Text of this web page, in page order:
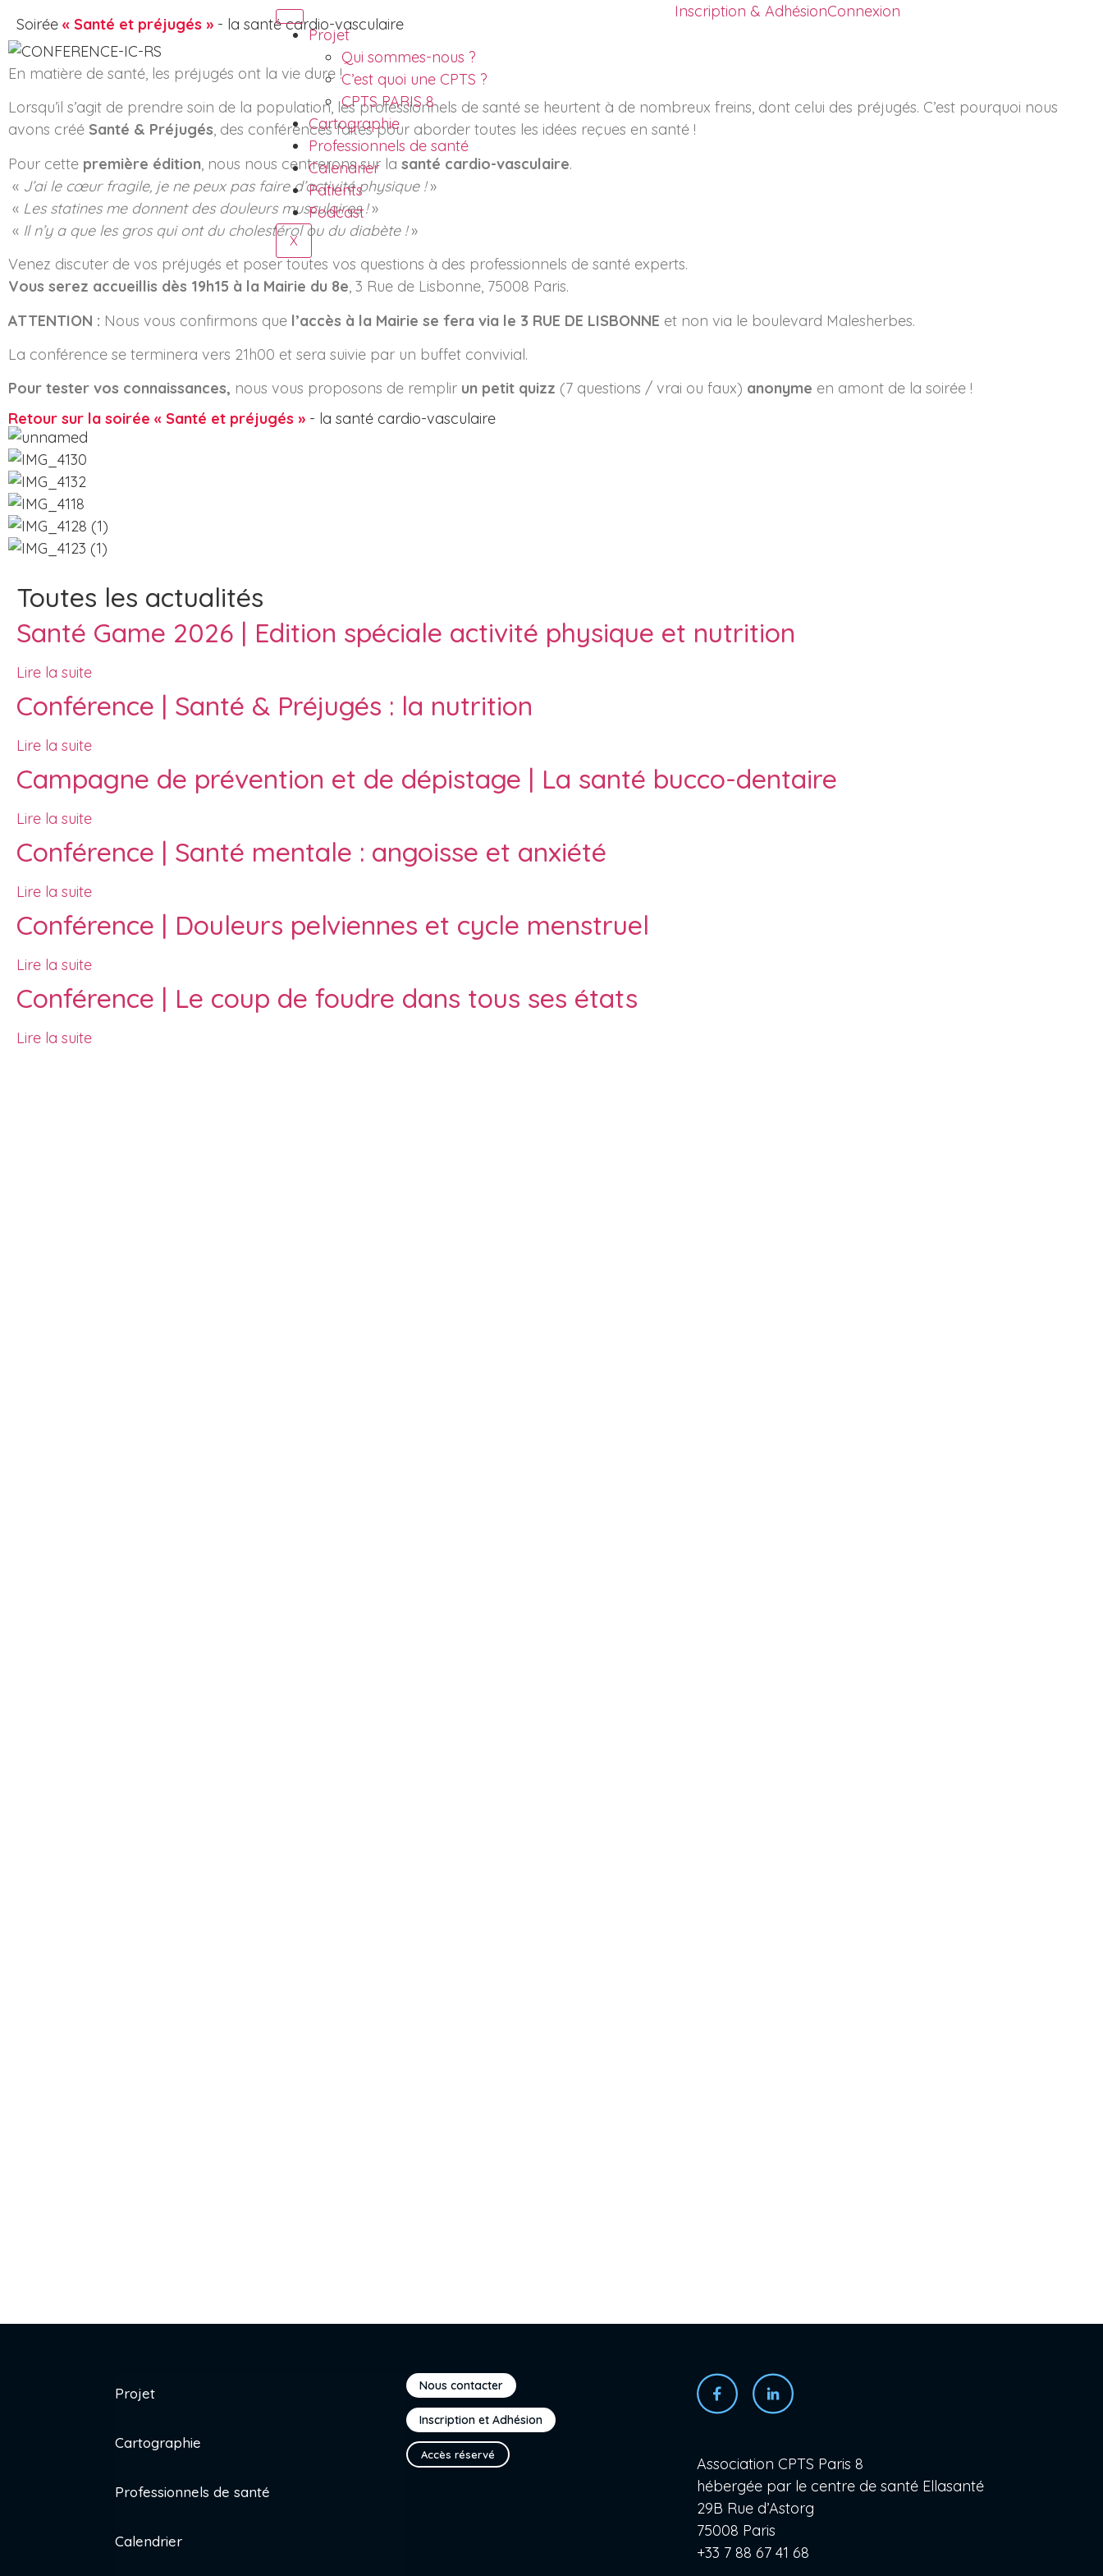
Projet
Qui sommes-nous ?
C’est quoi une CPTS ?
CPTS PARIS 8
Cartographie
Professionnels de santé
Calendrier
Patients
Podcast
X
Inscription & AdhésionConnexion
Soirée « Santé et préjugés » - la santé cardio-vasculaire
En matière de santé, les préjugés ont la vie dure !
Lorsqu’il s’agit de prendre soin de la population, les professionnels de santé se heurtent à de nombreux freins, dont celui des préjugés. C’est pourquoi nous
avons créé Santé & Préjugés, des conférences faites pour aborder toutes les idées reçues en santé !
Pour cette première édition, nous nous centrerons sur la santé cardio-vasculaire.
« J’ai le cœur fragile, je ne peux pas faire d’activité physique !»
« Les statines me donnent des douleurs musculaires !»
« Il n’y a que les gros qui ont du cholestérol ou du diabète !»
Venez discuter de vos préjugés et poser toutes vos questions à des professionnels de santé experts.
Vous serez accueillis dès 19h15 à la Mairie du 8e, 3 Rue de Lisbonne, 75008 Paris.
ATTENTION : Nous vous confirmons que l’accès à la Mairie se fera via le 3 RUE DE LISBONNE et non via le boulevard Malesherbes.
La conférence se terminera vers 21h00 et sera suivie par un buffet convivial.
Pour tester vos connaissances, nous vous proposons de remplir un petit quizz (7 questions / vrai ou faux) anonyme en amont de la soirée !
Retour sur la soirée « Santé et préjugés » - la santé cardio-vasculaire
Toutes les actualités
Santé Game 2026 | Edition spéciale activité physique et nutrition
Lire la suite
Conférence | Santé & Préjugés : la nutrition
Lire la suite
Campagne de prévention et de dépistage | La santé bucco-dentaire
Lire la suite
Conférence | Santé mentale : angoisse et anxiété
Lire la suite
Conférence | Douleurs pelviennes et cycle menstruel
Lire la suite
Conférence | Le coup de foudre dans tous ses états
Lire la suite
Projet
Cartographie
Professionnels de santé
Calendrier
Nous contacter
Inscription et Adhésion
Accès réservé
Association CPTS Paris 8
hébergée par le centre de santé Ellasanté
29B Rue d’Astorg
75008 Paris
+33 7 88 67 41 68